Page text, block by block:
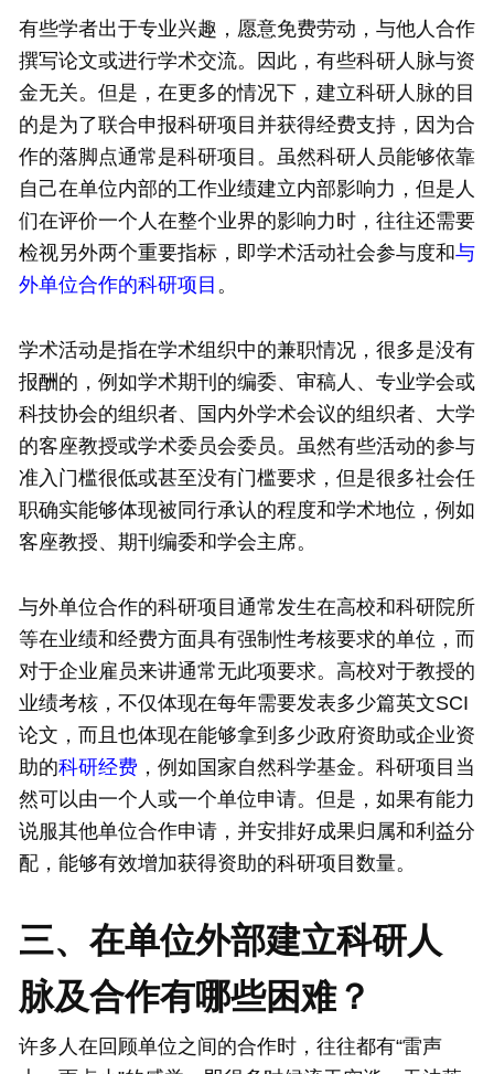
有些学者出于专业兴趣，愿意免费劳动，与他人合作
撰写论文或进行学术交流。因此，有些科研人脉与资
金无关。但是，在更多的情况下，建立科研人脉的目
的是为了联合申报科研项目并获得经费支持，因为合
作的落脚点通常是科研项目。虽然科研人员能够依靠
自己在单位内部的工作业绩建立内部影响力，但是人
们在评价一个人在整个业界的影响力时，往往还需要
检视另外两个重要指标，即学术活动社会参与度和与
外单位合作的科研项目 。
学术活动是指在学术组织中的兼职情况，很多是没有
报酬的，例如学术期刊的编委、审稿人、专业学会或
科技协会的组织者、国内外学术会议的组织者、大学
的客座教授或学术委员会委员。虽然有些活动的参与
准入门槛很低或甚至没有门槛要求，但是很多社会任
职确实能够体现被同行承认的程度和学术地位，例如
客座教授、期刊编委和学会主席。
与外单位合作的科研项目通常发生在高校和科研院所
等在业绩和经费方面具有强制性考核要求的单位，而
对于企业雇员来讲通常无此项要求。高校对于教授的
业绩考核，不仅体现在每年需要发表多少篇英文SCI
论文，而且也体现在能够拿到多少政府资助或企业资
助的科研经费 ，例如国家自然科学基金。科研项目当
然可以由一个人或一个单位申请。但是，如果有能力
说服其他单位合作申请，并安排好成果归属和利益分
配，能够有效增加获得资助的科研项目数量。
三、在单位外部建立科研人
脉及合作有哪些困难？
许多人在回顾单位之间的合作时，往往都有“雷声